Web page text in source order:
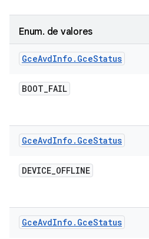
Enum. de valores
GceAvdInfo . GceStatus
BOOT_FAIL
GceAvdInfo . GceStatus
DEVICE_OFFLINE
GceAvdInfo . GceStatus